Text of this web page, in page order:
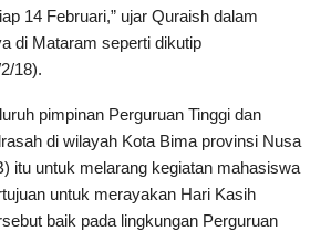
14 Februari,” ujar Quraish dalam
di Mataram seperti dikutip
18).
pimpinan Perguruan Tinggi dan
di wilayah Kota Bima provinsi Nusa
itu untuk melarang kegiatan mahasiswa
untuk merayakan Hari Kasih
baik pada lingkungan Perguruan